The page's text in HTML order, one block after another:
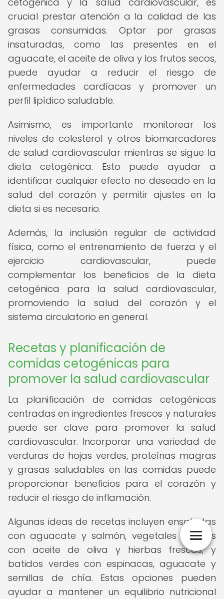
crucial prestar atención a la calidad de las
grasas consumidas. Optar por grasas
insaturadas, como las presentes en el
aguacate, el aceite de oliva y los frutos secos,
puede ayudar a reducir el riesgo de
enfermedades cardíacas y promover un
perfil lipídico saludable.
Asimismo, es importante monitorear los
niveles de colesterol y otros biomarcadores
de salud cardiovascular mientras se sigue la
dieta cetogénica. Esto puede ayudar a
identificar cualquier efecto no deseado en la
salud del corazón y permitir ajustes en la
dieta si es necesario.
Además, la inclusión regular de actividad
física, como el entrenamiento de fuerza y el
ejercicio cardiovascular, puede
complementar los beneficios de la dieta
cetogénica para la salud cardiovascular,
promoviendo la salud del corazón y el
sistema circulatorio en general.
Recetas y planificación de
comidas cetogénicas para
promover la salud cardiovascular
La planificación de comidas cetogénicas
centradas en ingredientes frescos y naturales
puede ser clave para promover la salud
cardiovascular. Incorporar una variedad de
verduras de hojas verdes, proteínas magras
y grasas saludables en las comidas puede
proporcionar beneficios para el corazón y
reducir el riesgo de inflamación.
Algunas ideas de recetas incluyen ensaladas
con aguacate y salmón, vegetales asados
con aceite de oliva y hierbas frescas, y
batidos verdes con espinacas, aguacate y
semillas de chía. Estas opciones pueden
ayudar a mantener un equilibrio nutricional